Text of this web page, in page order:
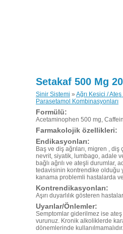
Setakaf 500 Mg
Sinir Sistemi » Ağrı Kesici /
Parasetamol Kombinasyonları
Formülü:
Acetaminophen 500 mg,
Farmakolojik özellikleri:
Endikasyonları:
Baş ve diş ağrıları, migren , diş
nevrit, siyatik, lumbago, adale
bağlı ağrılı ve ateşli durumlar,
tedavisinin kontrendike olduğu
kanama problemli hastalarda
Kontrendikasyonları:
Aşırı duyarlılık gösteren
Uyarılar/Önlemler:
Semptomlar giderilmez ise
vurunuz. Kronik alkoliklerde
dönemlerinde kullanılmamalıdır.